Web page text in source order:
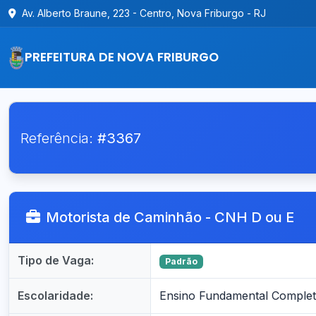
Av. Alberto Braune, 223 - Centro, Nova Friburgo - RJ
PREFEITURA DE NOVA FRIBURGO
Referência: #3367
Motorista de Caminhão - CNH D ou E
Tipo de Vaga: Padrão
Escolaridade: Ensino Fundamental